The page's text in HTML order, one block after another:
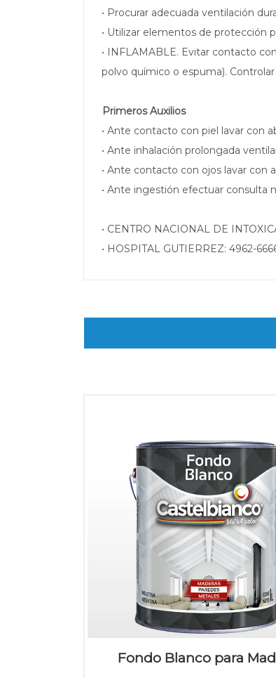
• Procurar adecuada ventilación
• Utilizar elementos de protección
• INFLAMABLE. Evitar contacto
polvo químico o espuma).
Primeros Auxilios
• Ante contacto con piel lavar con
• Ante inhalación prolongada
• Ante contacto con ojos lavar con
• Ante ingestión efectuar consulta
• CENTRO NACIONAL DE
• HOSPITAL GUTIERREZ: 4962-
Fondo Blanco para